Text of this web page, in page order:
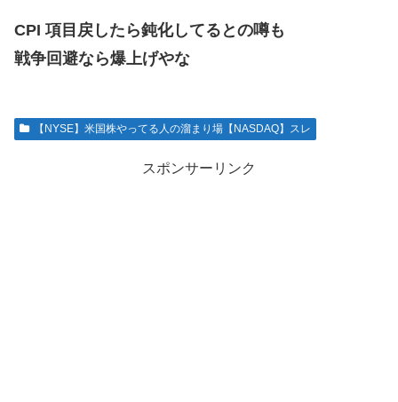
CPI 項目戻したら鈍化してるとの噂も
戦争回避なら爆上げやな
【NYSE】米国株やってる人の溜まり場【NASDAQ】スレ
スポンサーリンク